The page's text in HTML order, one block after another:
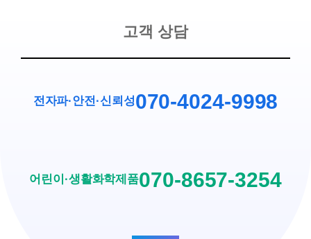
고객 상담
전자파·안전·신뢰성070-4024-9998
어린이·생활화학제품070-8657-3254